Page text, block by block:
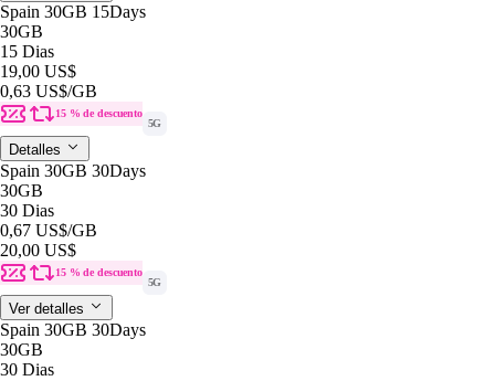
Spain 30GB 15Days
30GB
15 Dias
19,00 US$
0,63 US$/GB
15 % de descuento
5G
Detalles
Spain 30GB 30Days
30GB
30 Dias
0,67 US$/GB
20,00 US$
15 % de descuento
5G
Ver detalles
Spain 30GB 30Days
30GB
30 Dias